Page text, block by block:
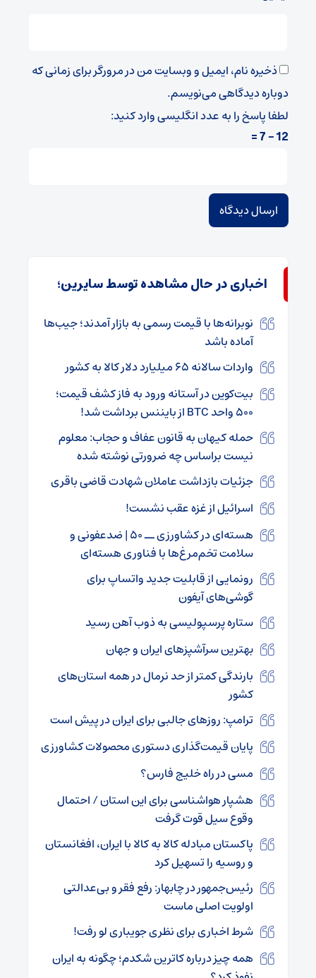
ذخیره نام، ایمیل و وبسایت من در مرورگر برای زمانی که
دوباره دیدگاهی می‌نویسم.
لطفا پاسخ را به عدد انگلیسی وارد کنید:
12 − 7 =
اخباری در حال مشاهده توسط سایرین؛
نوبرانه‌ها با قیمت رسمی به بازار آمدند؛ جیب‌ها
آماده باشد
واردات سالانه ۶۵ میلیارد دلار کالا به کشور
بیت‌کوین در آستانه ورود به فاز کشف قیمت؛
۵۰۰ واحد BTC از بایننس برداشت شد!
حمله کیهان به قانون عفاف و حجاب: معلوم
نیست براساس چه ضرورتی نوشته شده
جزئیات بازداشت عاملان شهادت قاضی باقری
اسرائیل از غزه عقب نشست!
هسته‌ای در کشاورزی ــ ۵۰ | ضدعفونی و
سلامت تخم‌مرغ‌ها با فناوری هسته‌ای
رونمایی از قابلیت جدید واتساپ برای
گوشی‌های آیفون
ستاره پرسپولیسی به ذوب آهن رسید
بهترین سرآشپزهای ایران و جهان
بارندگی کمتر از حد نرمال در همه استان‌های
کشور
ترامپ: روزهای جالبی برای ایران در پیش است
پایان قیمت‌گذاری دستوری محصولات کشاورزی
مسی در راه خلیج فارس؟
هشپار هواشناسی برای این استان / احتمال
وقوع سیل قوت گرفت
پاکستان مبادله کالا به کالا با ایران، افغانستان
و روسیه را تسهیل کرد
رئیس‌جمهور در چابهار: رفع فقر و بی‌عدالتی
اولویت اصلی ماست
شرط اخباری برای نظری جویباری لو رفت!
همه چیز درباره کاترین شکدم؛ چگونه به ایران